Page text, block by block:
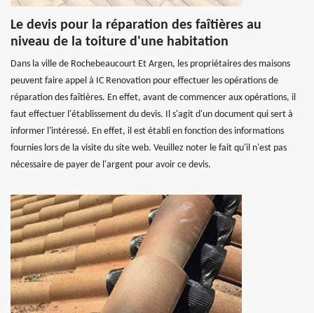
Le devis pour la réparation des faîtières au
niveau de la toiture d'une habitation
Dans la ville de Rochebeaucourt Et Argen, les propriétaires des maisons
peuvent faire appel à IC Renovation pour effectuer les opérations de
réparation des faîtières. En effet, avant de commencer aux opérations, il
faut effectuer l'établissement du devis. Il s'agit d'un document qui sert à
informer l'intéressé. En effet, il est établi en fonction des informations
fournies lors de la visite du site web. Veuillez noter le fait qu'il n'est pas
nécessaire de payer de l'argent pour avoir ce devis.